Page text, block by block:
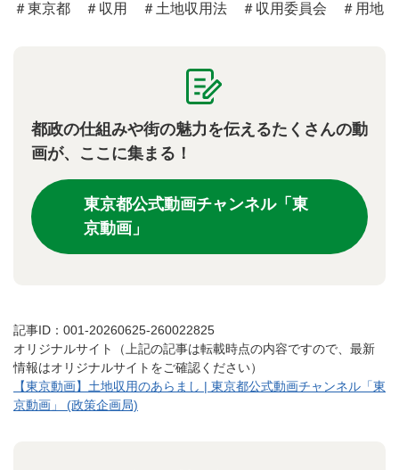
＃東京都 ＃収用 ＃土地収用法 ＃収用委員会 ＃用地
都政の仕組みや街の魅力を伝えるたくさんの動
画が、ここに集まる！
東京都公式動画チャンネル「東
京動画」
記事ID：001-20260625-260022825
オリジナルサイト（上記の記事は転載時点の内容ですので、最新
情報はオリジナルサイトをご確認ください）
【東京動画】土地収用のあらまし | 東京都公式動画チャンネル「東
京動画」 (政策企画局)